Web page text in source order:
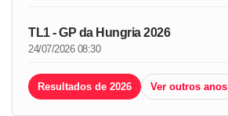
TL1 - GP da Hungria 2026
24/07/2026 08:30
Resultados de 2026 Ver outros anos